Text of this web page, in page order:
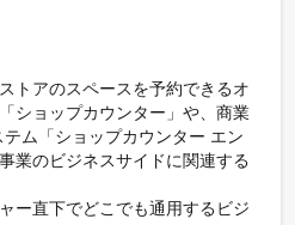
トアのスペースを予約できるオ
ショップカウンター」や、商業
ム「ショップカウンター エン
業のビジネスサイドに関連する
ー直下でどこでも通用するビジ